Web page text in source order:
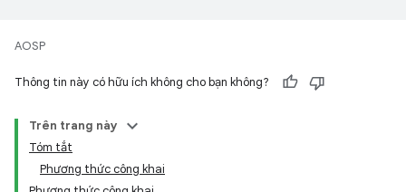
AOSP
Thông tin này có hữu ích không cho bạn không?
Trên trang này
Tóm tắt
Phương thức công khai